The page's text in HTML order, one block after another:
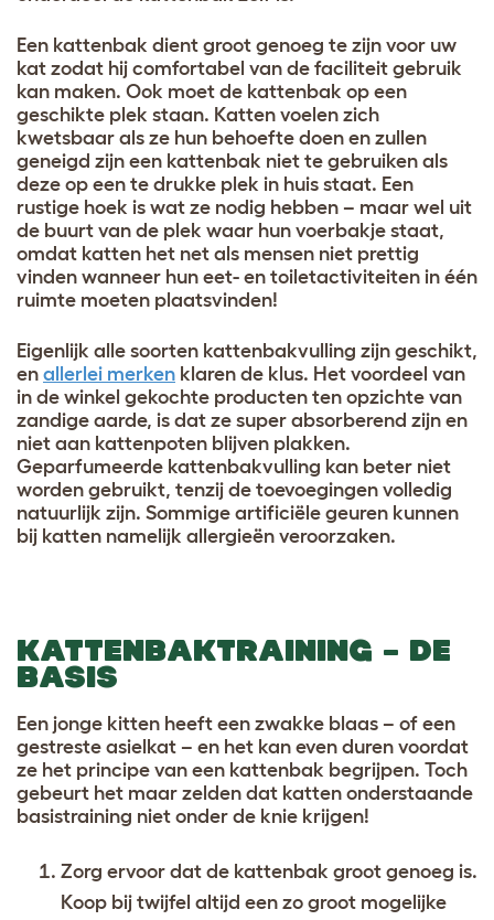
Een kattenbak dient groot genoeg te zijn voor uw
kat zodat hij comfortabel van de faciliteit gebruik
kan maken. Ook moet de kattenbak op een
geschikte plek staan. Katten voelen zich
kwetsbaar als ze hun behoefte doen en zullen
geneigd zijn een kattenbak niet te gebruiken als
deze op een te drukke plek in huis staat. Een
rustige hoek is wat ze nodig hebben – maar wel uit
de buurt van de plek waar hun voerbakje staat,
omdat katten het net als mensen niet prettig
vinden wanneer hun eet- en toiletactiviteiten in één
ruimte moeten plaatsvinden!
Eigenlijk alle soorten kattenbakvulling zijn geschikt,
en allerlei merken klaren de klus. Het voordeel van
in de winkel gekochte producten ten opzichte van
zandige aarde, is dat ze super absorberend zijn en
niet aan kattenpoten blijven plakken.
Geparfumeerde kattenbakvulling kan beter niet
worden gebruikt, tenzij de toevoegingen volledig
natuurlijk zijn. Sommige artificiële geuren kunnen
bij katten namelijk allergieën veroorzaken.
KATTENBAKTRAINING – DE
BASIS
Een jonge kitten heeft een zwakke blaas – of een
gestreste asielkat – en het kan even duren voordat
ze het principe van een kattenbak begrijpen. Toch
gebeurt het maar zelden dat katten onderstaande
basistraining niet onder de knie krijgen!
Zorg ervoor dat de kattenbak groot genoeg is.
Koop bij twijfel altijd een zo groot mogelijke